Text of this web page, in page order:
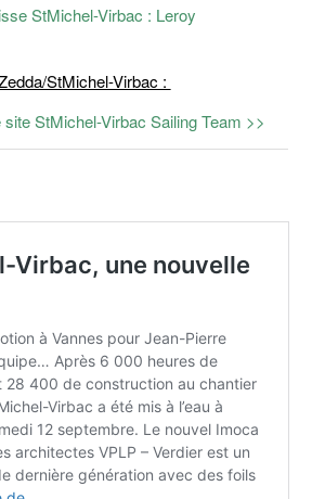
StMichel-Virbac :
StMichel-Virbac Sailing Team >>